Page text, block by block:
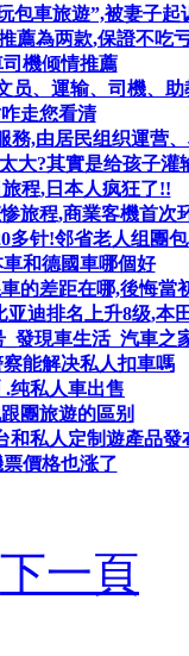
包車旅遊”,被妻子起
薦為两款,保證不吃
機倾情推薦
员、運输、司機、助
走您看清
務,由居民组织運营
大?其實是给孩子灌
程,日本人疯狂了!!
旅程,商業客機首次
多针!邻省老人组團
和德國車哪個好
的差距在哪,後悔當
亚迪排名上升8级,本
發現車生活_汽車之
能解决私人扣車嗎
.纯私人車出售
團旅遊的區别
和私人定制遊產品發
價格也涨了
下一頁